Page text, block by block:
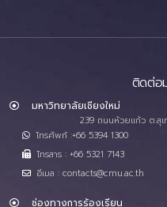
ติดต่อ
มหาวิทยาลัยเชียงใหม่
239 ถนนห้วยแก้ว ต.สุเ
โทรศัพท์ :+66 5394 1300
โทรสาร : +66 5321 7143
อีเมล : contacts@cmu.ac.th
ช่องทางการร้องเรียน